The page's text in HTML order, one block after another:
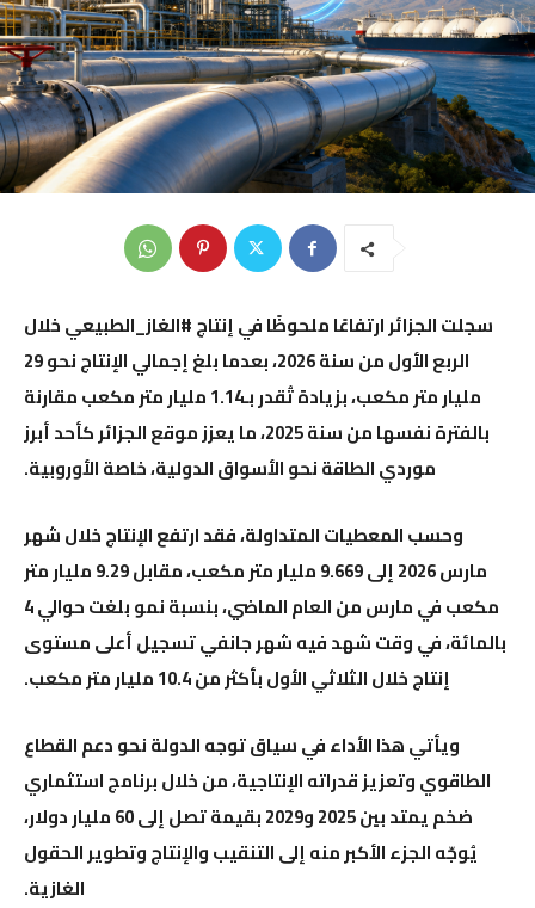
سجلت الجزائر ارتفاعًا ملحوظًا في إنتاج #الغاز_الطبيعي خلال
الربع الأول من سنة 2026، بعدما بلغ إجمالي الإنتاج نحو 29
مليار متر مكعب، بزيادة تُقدر بـ1.14 مليار متر مكعب مقارنة
بالفترة نفسها من سنة 2025، ما يعزز موقع الجزائر كأحد أبرز
موردي الطاقة نحو الأسواق الدولية، خاصة الأوروبية.
وحسب المعطيات المتداولة، فقد ارتفع الإنتاج خلال شهر
مارس 2026 إلى 9.669 مليار متر مكعب، مقابل 9.29 مليار متر
مكعب في مارس من العام الماضي، بنسبة نمو بلغت حوالي 4
بالمائة، في وقت شهد فيه شهر جانفي تسجيل أعلى مستوى
إنتاج خلال الثلاثي الأول بأكثر من 10.4 مليار متر مكعب.
ويأتي هذا الأداء في سياق توجه الدولة نحو دعم القطاع
الطاقوي وتعزيز قدراته الإنتاجية، من خلال برنامج استثماري
ضخم يمتد بين 2025 و2029 بقيمة تصل إلى 60 مليار دولار،
يُوجّه الجزء الأكبر منه إلى التنقيب والإنتاج وتطوير الحقول
الغازية.